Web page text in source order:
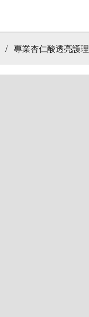
/ 專業杏仁酸透亮護理